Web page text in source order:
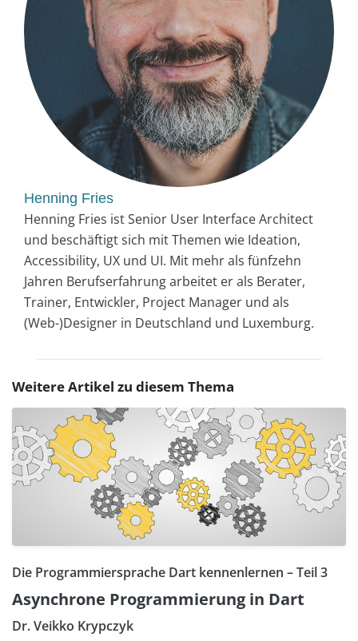
Henning Fries
Henning Fries ist Senior User Interface Architect
und beschäftigt sich mit Themen wie Ideation,
Accessibility, UX und UI. Mit mehr als fünfzehn
Jahren Berufserfahrung arbeitet er als Berater,
Trainer, Entwickler, Project Manager und als
(Web-)Designer in Deutschland und Luxemburg.
Weitere Artikel zu diesem Thema
Die Programmiersprache Dart kennenlernen – Teil 3
Asynchrone Programmierung in Dart
Dr. Veikko Krypczyk